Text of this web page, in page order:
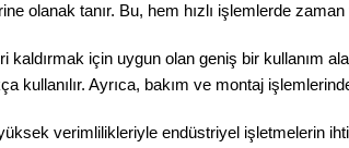
olanak tanır. Bu, hem hızlı işlemlerde
kaldırmak için uygun olan geniş bir kullanım
kullanılır. Ayrıca, bakım ve montaj
verimlilikleriyle endüstriyel işletmelerin